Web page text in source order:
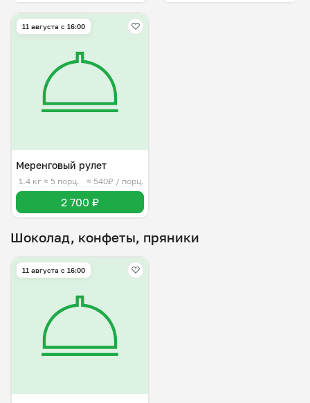
11 августа с 16:00
Меренговый рулет
1.4 кг ≈ 5 порц. ≈ 540₽ / порц.
2 700 ₽
Шоколад, конфеты, пряники
11 августа с 16:00